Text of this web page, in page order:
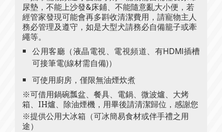
尿墊，不能上沙發&床鋪、不能隨意亂大小便，若
經管家發現可能會再多斟收清潔費用，請寵物主人
務必管理及遵守，如是大型犬請務必自備籠子或牽
繩等。
公用客廳（液晶電視、電視頻道、有HDMI插槽
可接筆電(線材需自備)）
可使用廚房，僅限無油煙炊煮
※可借用鍋碗瓢盆、餐具、電鍋、微波爐、大烤
箱、IH爐、除油煙機，用畢後請清潔歸位，感謝您
※提供公用大冰箱（可冰簡易食材或伴手禮之用
途）